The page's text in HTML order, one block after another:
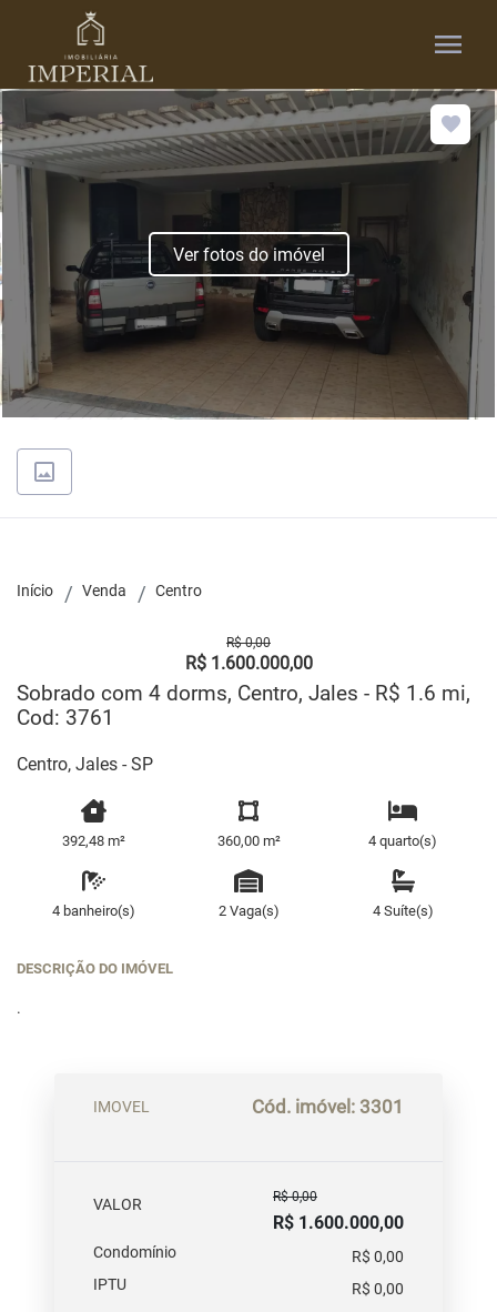
menu
Ver fotos do imóvel
Início Venda Centro
R$ 0,00
R$ 1.600.000,00
Sobrado com 4 dorms, Centro, Jales - R$ 1.6 mi,
Cod: 3761
Centro, Jales - SP
392,48 m² 360,00 m² 4 quarto(s)
4 banheiro(s) 2 Vaga(s) 4 Suíte(s)
DESCRIÇÃO DO IMÓVEL
.
IMOVEL Cód. imóvel: 3301
VALOR R$ 0,00
R$ 1.600.000,00
Condomínio
R$ 0,00
IPTU
R$ 0,00